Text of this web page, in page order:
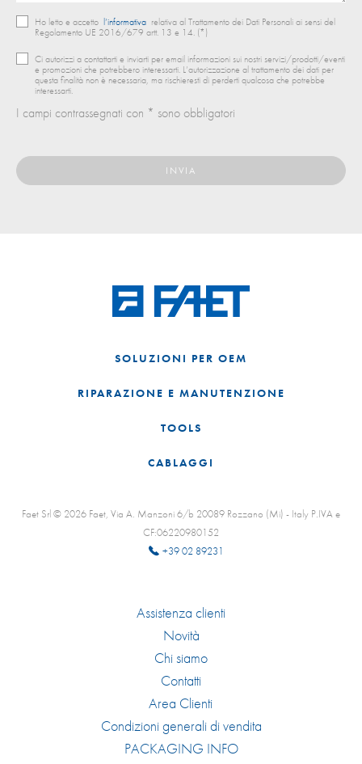
Ho letto e accetto l’informativa relativa al Trattamento dei Dati Personali ai sensi del
Regolamento UE 2016/679 artt. 13 e 14. (*)
Ci autorizzi a contattarti e inviarti per email informazioni sui nostri servizi/prodotti/eventi
e promozioni che potrebbero interessarti. L’autorizzazione al trattamento dei dati per
questa finalità non è necessaria, ma rischieresti di perderti qualcosa che potrebbe
interessarti.
I campi contrassegnati con * sono obbligatori
SOLUZIONI PER OEM
RIPARAZIONE E MANUTENZIONE
TOOLS
CABLAGGI
Faet Srl © 2026 Faet, Via A. Manzoni 6/b 20089 Rozzano (Mi) - Italy P.IVA e
CF:06220980152
+39 02 89231
Assistenza clienti
Novità
Chi siamo
Contatti
Area Clienti
Condizioni generali di vendita
PACKAGING INFO